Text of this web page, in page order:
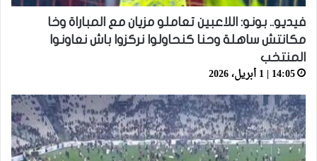
فيديو.. بونو: اللاعبين تعاملو مزيان مع المباراة وخا
مكانتش ساهلة وحنا كنحاولوا نركزوا باش نعاونوا
المنتخب
14:05 | 1 أبريل، 2026